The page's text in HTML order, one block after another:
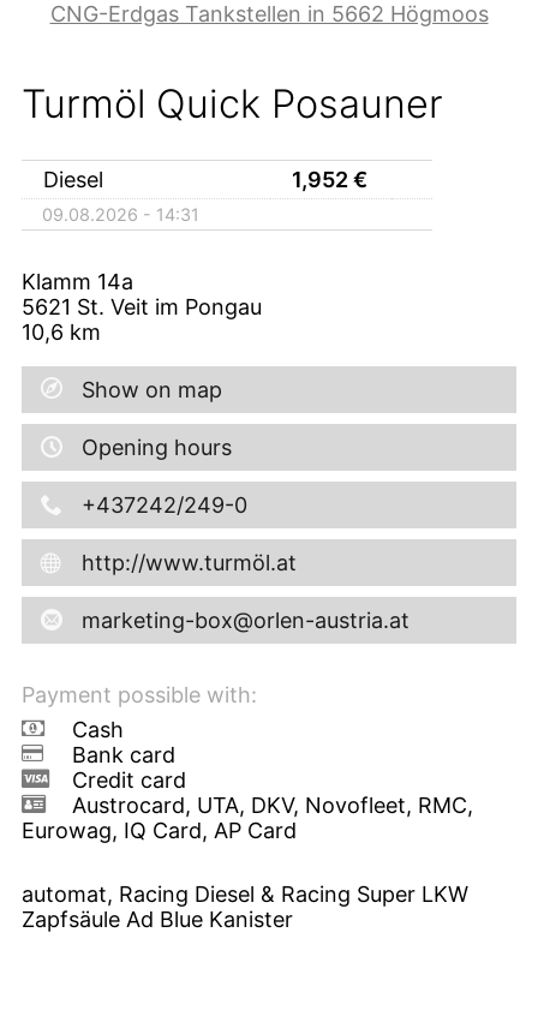
CNG-Erdgas Tankstellen in 5662 Högmoos
Turmöl Quick Posauner
Diesel 1,952€
09.08.2026 - 14:31
Klamm 14a
5621 St. Veit im Pongau
10,6 km
Show on map
Opening hours
+437242/249-0
http://www.turmöl.at
marketing-box@orlen-austria.at
Payment possible with:
Cash
Bank card
Credit card
Austrocard, UTA, DKV, Novofleet, RMC,
Eurowag, IQ Card, AP Card
automat, Racing Diesel & Racing Super LKW
Zapfsäule Ad Blue Kanister